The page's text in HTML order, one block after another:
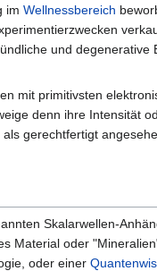
im Wellnessbereich
und
mit primitivsten
denn ihre Intensität
gerechtfertigt
Skalarwellen-
Material oder
oder einer